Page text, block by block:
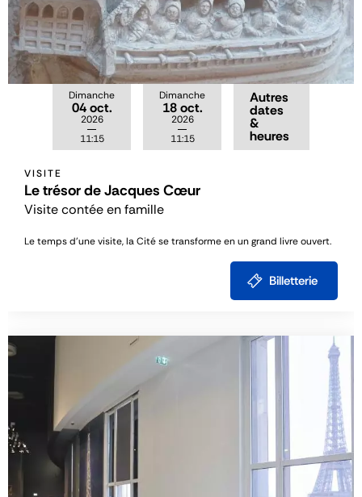
Dimanche
04 oct.
2026
11:15
Dimanche
18 oct.
2026
11:15
Autres
dates
&
heures
VISITE
Le trésor de Jacques Cœur
Visite contée en famille
Le temps d’une visite, la Cité se transforme en un grand livre ouvert.
Billetterie